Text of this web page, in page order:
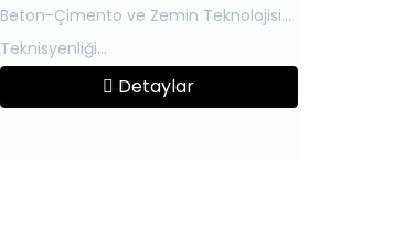
Beton-Çimento ve Zemin Teknolojisi
Detaylar